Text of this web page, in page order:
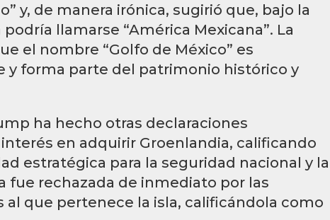
y, de manera irónica, sugirió que, bajo la
llamarse “América Mexicana”. La
el nombre “Golfo de México” es
forma parte del patrimonio histórico y
ha hecho otras declaraciones
en adquirir Groenlandia, calificando
estratégica para la seguridad nacional y la
fue rechazada de inmediato por las
al que pertenece la isla, calificándola como